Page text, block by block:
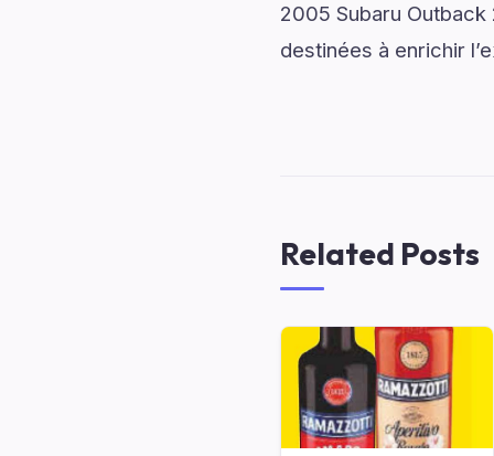
2005 Subaru
destinées à enrichir
Related Posts